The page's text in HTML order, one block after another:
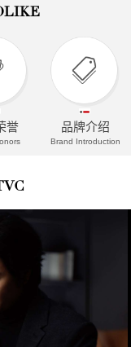
誉 品牌介绍
Brand Introduction